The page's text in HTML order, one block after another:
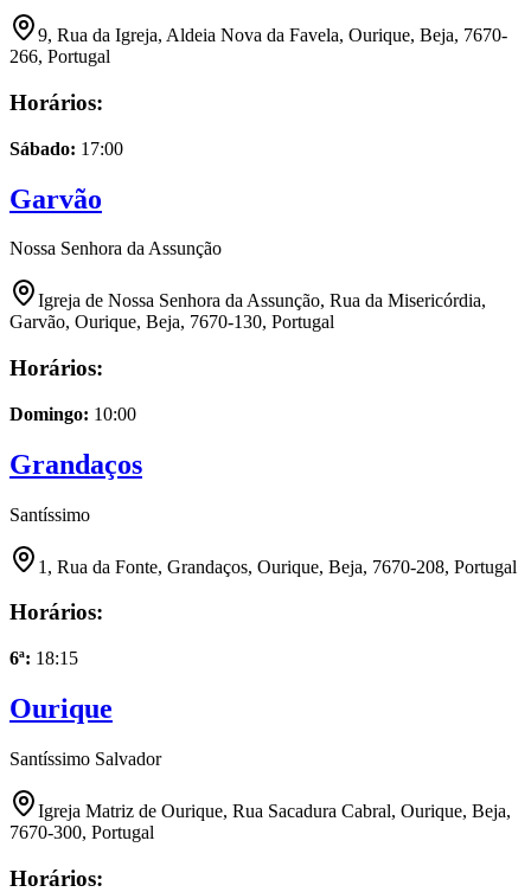
9, Rua da Igreja, Aldeia Nova da Favela, Ourique, Beja, 7670-
266, Portugal
Horários:
Sábado: 17:00
Garvão
Nossa Senhora da Assunção
Igreja de Nossa Senhora da Assunção, Rua da Misericórdia,
Garvão, Ourique, Beja, 7670-130, Portugal
Horários:
Domingo: 10:00
Grandaços
Santíssimo
1, Rua da Fonte, Grandaços, Ourique, Beja, 7670-208, Portugal
Horários:
6ª: 18:15
Ourique
Santíssimo Salvador
Igreja Matriz de Ourique, Rua Sacadura Cabral, Ourique, Beja,
7670-300, Portugal
Horários: